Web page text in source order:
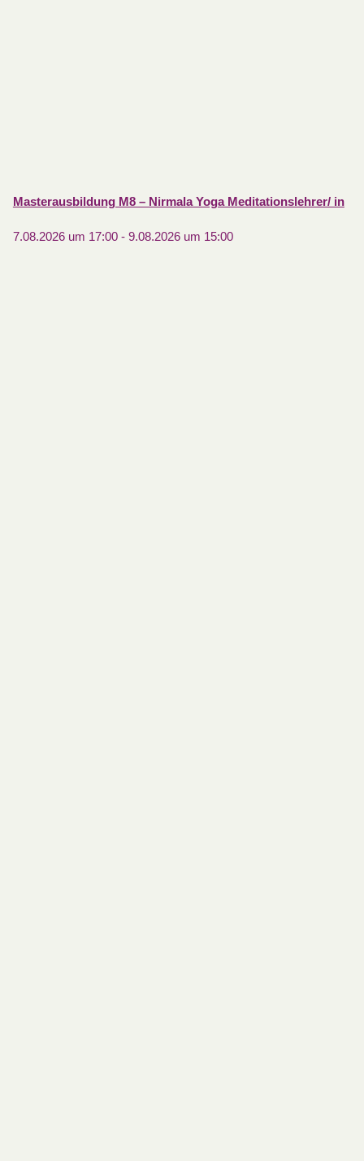
Masterausbildung M8 – Nirmala Yoga Meditationslehrer/ in
7.08.2026 um 17:00- 9.08.2026 um 15:00